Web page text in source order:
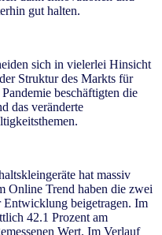
gut halten.
sich in vielerlei Hinsicht
Struktur des Markts für
beschäftigten die
das veränderte
hat massiv
Online Trend haben die zwei
beigetragen. Im
42.1 Prozent am
Wert. Im Verlauf